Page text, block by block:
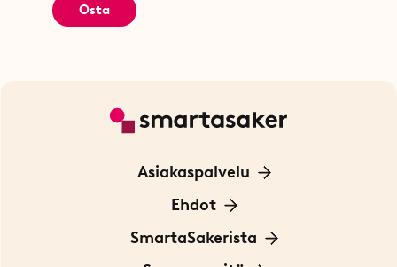
Osta
Asiakaspalvelu
Ota yhteyttä
Ehdot
Tietoa evästeistä
Yksityisyydensuoja
SmartaSakerista